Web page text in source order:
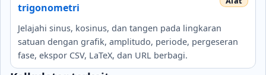
trigonometri
Jelajahi sinus, kosinus, dan tangen pada lingkaran
satuan dengan grafik, amplitudo, periode, pergeseran
fase, ekspor CSV, LaTeX, dan URL berbagi.